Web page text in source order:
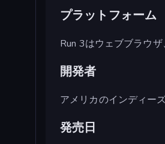
プラットフォーム
Run 3はウェブブラウザ
開発者
アメリカのインディー
発売日